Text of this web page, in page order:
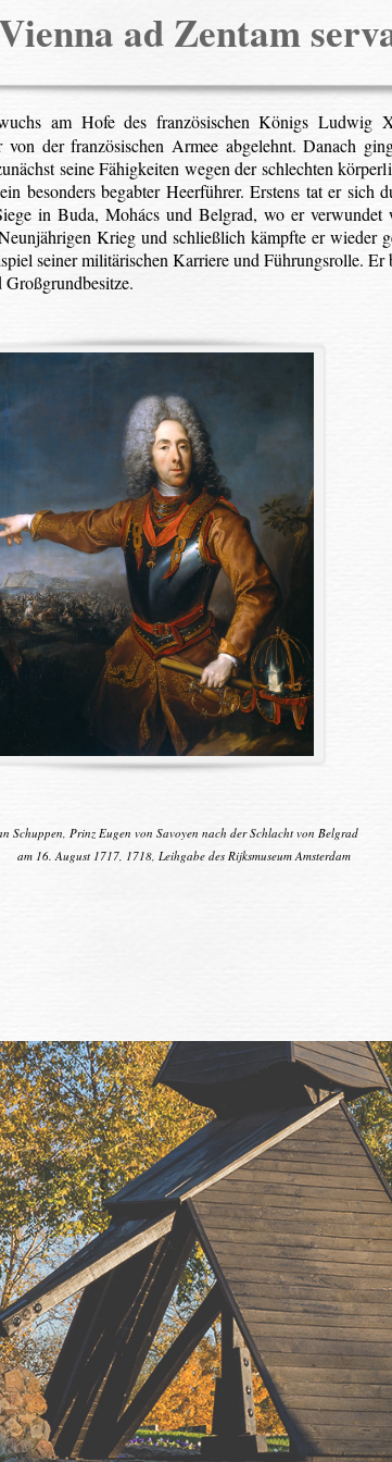
ad Zentam
am Hofe des französischen Königs Ludwig
von der französischen Armee abgelehnt. Danach
seine Fähigkeiten wegen der schlechten
besonders begabter Heerführer. Erstens tat er sich
in Buda, Mohács und Belgrad, wo er
Krieg und schließlich kämpfte er wieder
seiner militärischen Karriere und Führungsrolle.
Prinz Eugen von Savoyen nach der Schlacht von Belgrad
Leihgabe des Rijksmuseum Amsterdam